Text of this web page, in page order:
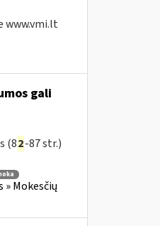
www.vmi.lt
gali
(82-87 str.)
Mokesčių